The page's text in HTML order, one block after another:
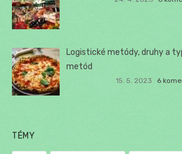
Logistické metódy, druhy a
metód
15. 5. 2023 6
TÉMY